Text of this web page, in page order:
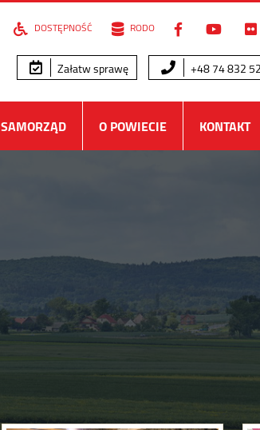
DOSTĘPNOŚĆ RODO
Załatw sprawę +48 74 832
SAMORZĄD O POWIECIE KONTAKT